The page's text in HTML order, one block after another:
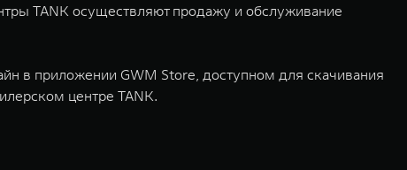
TANK осуществляют продажу и обслуживание
в приложении GWM Store, доступном для скачивания
центре TANK.